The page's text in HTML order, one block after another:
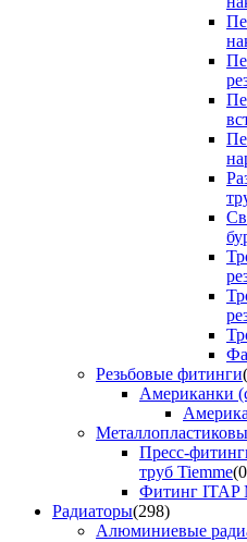
Резьбовые фитинги
Американки
Пресс-
труб Tiemme
Фитинг ITAP
Радиаторы(298)
Алюминиевые